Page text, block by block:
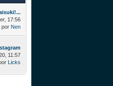
, 17:56
por Nen
11:57
Licks